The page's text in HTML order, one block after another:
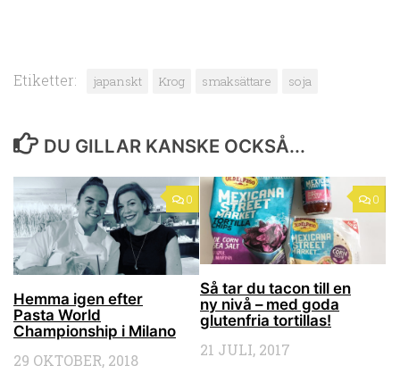
Etiketter: japanskt Krog smaksättare soja
DU GILLAR KANSKE OCKSÅ...
0
Hemma igen efter
Pasta World
Championship i Milano
29 OKTOBER, 2018
0
Så tar du tacon till en
ny nivå – med goda
glutenfria tortillas!
21 JULI, 2017